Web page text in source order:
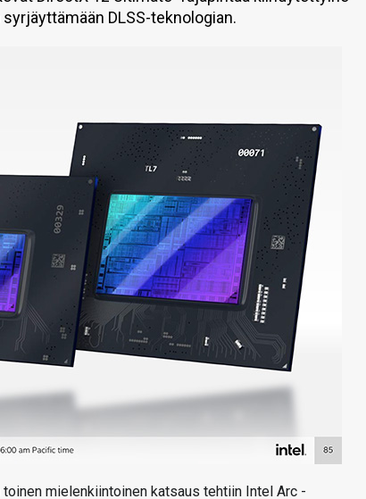
DLSS-teknologian.
toinen mielenkiintoinen katsaus tehtiin Intel Arc -